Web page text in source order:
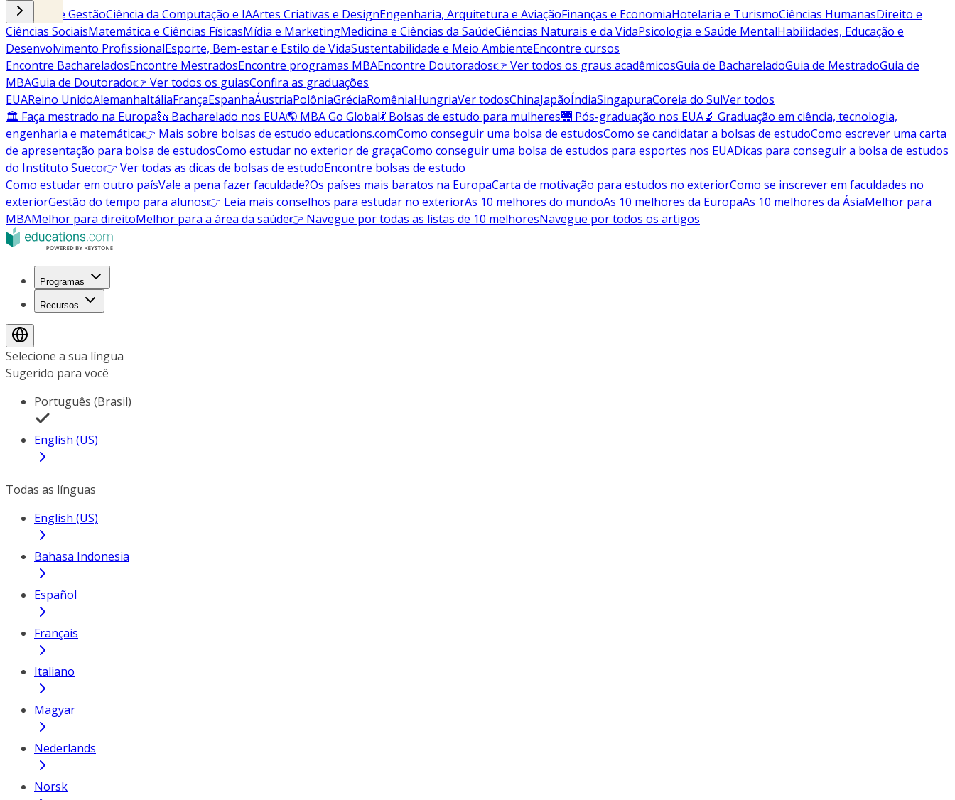
Negócios e GestãoCiência da Computação e IAArtes Criativas e DesignEngenharia, Arquitetura e AviaçãoFinanças e EconomiaHotelaria e TurismoCiências HumanasDireito e
Ciências SociaisMatemática e Ciências FísicasMídia e MarketingMedicina e Ciências da SaúdeCiências Naturais e da VidaPsicologia e Saúde MentalHabilidades, Educação e
Desenvolvimento ProfissionalEsporte, Bem-estar e Estilo de VidaSustentabilidade e Meio AmbienteEncontre cursos
Encontre BachareladosEncontre MestradosEncontre programas MBAEncontre Doutorados👉 Ver todos os graus acadêmicosGuia de BachareladoGuia de MestradoGuia de
MBAGuia de Doutorado👉 Ver todos os guiasConfira as graduações
EUAReino UnidoAlemanhaItáliaFrançaEspanhaÁustriaPolôniaGréciaRomêniaHungriaVer todosChinaJapãoÍndiaSingapuraCoreia do SulVer todos
🏛 Faça mestrado na Europa🗽 Bacharelado nos EUA🌎 MBA Go Global💃 Bolsas de estudo para mulheres🌉 Pós-graduação nos EUA🔬 Graduação em ciência, tecnologia,
engenharia e matemática👉 Mais sobre bolsas de estudo educations.comComo conseguir uma bolsa de estudosComo se candidatar a bolsas de estudoComo escrever uma carta
de apresentação para bolsa de estudosComo estudar no exterior de graçaComo conseguir uma bolsa de estudos para esportes nos EUADicas para conseguir a bolsa de estudos
do Instituto Sueco👉 Ver todas as dicas de bolsas de estudoEncontre bolsas de estudo
Como estudar em outro paísVale a pena fazer faculdade?Os países mais baratos na EuropaCarta de motivação para estudos no exteriorComo se inscrever em faculdades no
exteriorGestão do tempo para alunos👉 Leia mais conselhos para estudar no exteriorAs 10 melhores do mundoAs 10 melhores da EuropaAs 10 melhores da ÁsiaMelhor para
MBAMelhor para direitoMelhor para a área da saúde👉 Navegue por todas as listas de 10 melhoresNavegue por todos os artigos
Programas
Recursos
Selecione a sua língua
Sugerido para você
Português (Brasil)
English (US)
Todas as línguas
English (US)
Bahasa Indonesia
Español
Français
Italiano
Magyar
Nederlands
Norsk